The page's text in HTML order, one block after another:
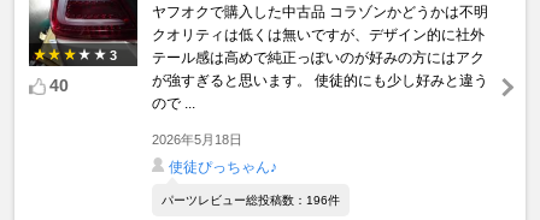
3
40
ヤフオクで購入した中古品 コラゾンかどうかは不明
クオリティは低くは無いですが、デザイン的に社外
テール感は高めで純正っぽいのが好みの方にはアク
が強すぎると思います。 使徒的にも少し好みと違う
ので ...
2026年5月18日
使徒ぴっちゃん♪
パーツレビュー総投稿数：196件